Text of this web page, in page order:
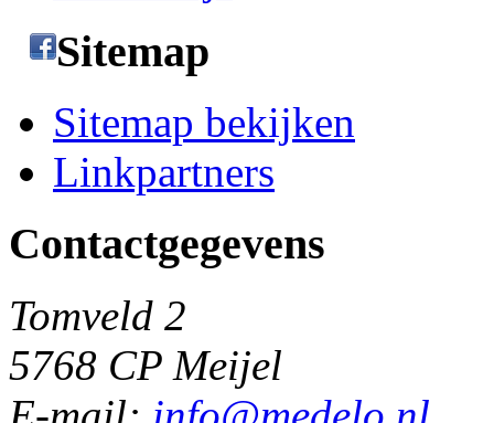
Sitemap
Sitemap bekijken
Linkpartners
Contactgegevens
Tomveld 2
5768 CP Meijel